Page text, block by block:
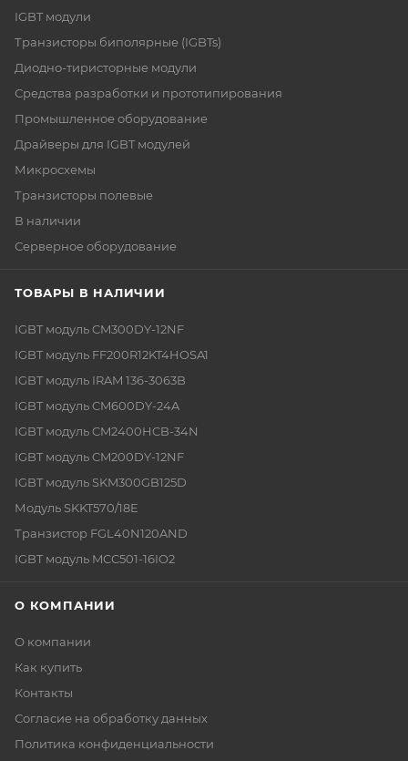
IGBT модули
Транзисторы биполярные (IGBTs)
Диодно-тиристорные модули
Средства разработки и прототипирования
Промышленное оборудование
Драйверы для IGBT модулей
Микросхемы
Транзисторы полевые
В наличии
Серверное оборудование
ТОВАРЫ В НАЛИЧИИ
IGBT модуль CM300DY-12NF
IGBT модуль FF200R12KT4HOSA1
IGBT модуль IRAM 136-3063B
IGBT модуль CM600DY-24A
IGBT модуль CM2400HCB-34N
IGBT модуль CM200DY-12NF
IGBT модуль SKM300GB125D
Модуль SKKT570/18E
Транзистор FGL40N120AND
IGBT модуль MCC501-16IO2
О КОМПАНИИ
О компании
Как купить
Контакты
Согласие на обработку данных
Политика конфиденциальности